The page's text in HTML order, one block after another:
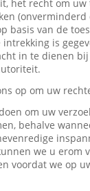
het recht om uw
basis van de
is
in te dienen bij
op om uw
om uw
behalve
we u erom
voordat we op